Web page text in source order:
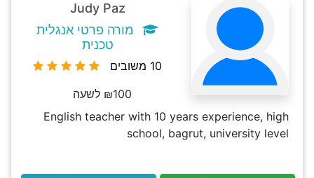
Judy Paz
מורה פרטי אנגלית
טכנית
10 משובים
₪100 לשעה
English teacher with 10 years experience, high
school, bagrut, university level